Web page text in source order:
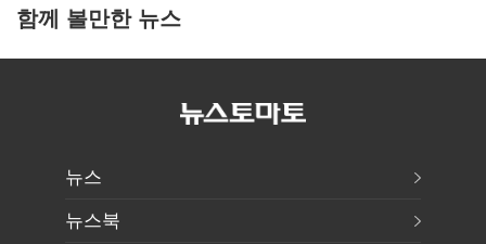
함께 볼만한 뉴스
뉴스
뉴스북